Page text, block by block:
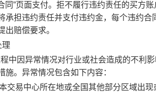
同”页面支付。拒不履行违约责任的买方
承担违约责任并支付违约金，每个违约
出赔偿要求。
理
中因异常情况对行业或社会造成的不利
施。异常情况包含如下内容：
交易中心所在地或全国其他部分区域出